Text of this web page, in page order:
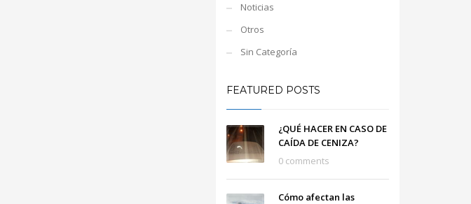
Noticias
Otros
Sin Categoría
FEATURED POSTS
¿QUÉ HACER EN CASO DE
CAÍDA DE CENIZA?
0 comments
Cómo afectan las